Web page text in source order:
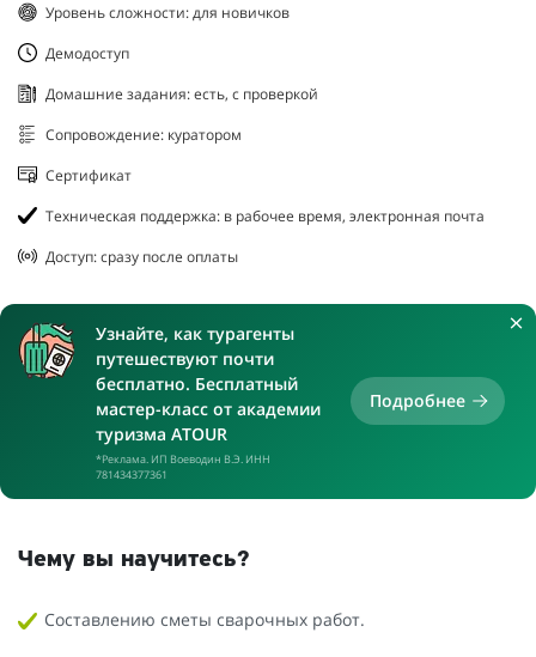
Уровень сложности: для новичков
Демодоступ
Домашние задания: есть, с проверкой
Сопровождение: куратором
Сертификат
Техническая поддержка: в рабочее время, электронная почта
Доступ: сразу после оплаты
Узнайте, как турагенты
путешествуют почти
бесплатно. Бесплатный
мастер-класс от академии
туризма ATOUR
*Реклама. ИП Воеводин В.Э. ИНН
781434377361
Подробнее
Чему вы научитесь?
Составлению сметы сварочных работ.